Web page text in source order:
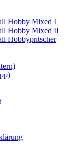
Hobby Mixed I
Hobby Mixed II
Hobbypritscher